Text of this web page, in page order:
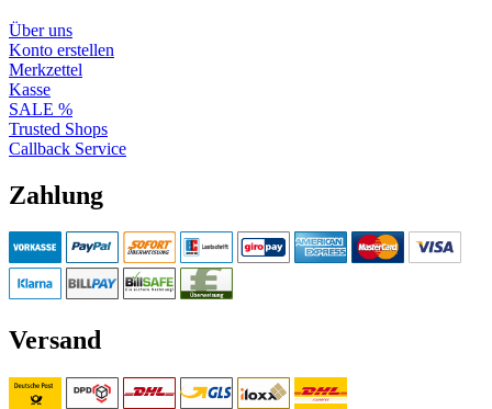
Über uns
Konto erstellen
Merkzettel
Kasse
SALE %
Trusted Shops
Callback Service
Zahlung
Versand